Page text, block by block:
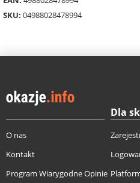
SKU: 04988028478994
O nas
Kontakt
Program Wiarygodne Opinie
Dla